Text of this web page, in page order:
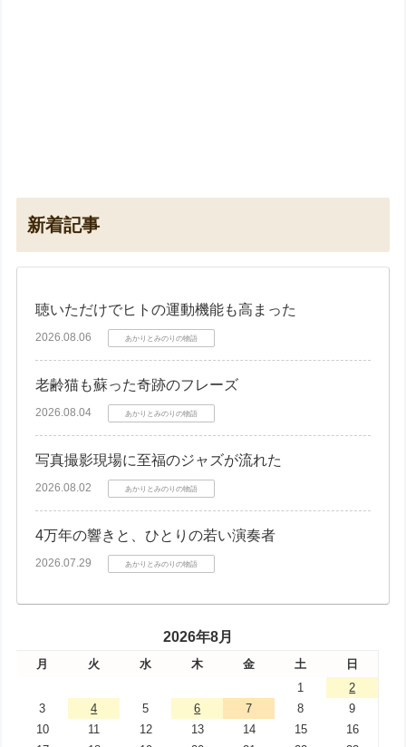
新着記事
聴いただけでヒトの運動機能も高まった
2026.08.06 あかりとみのりの物語
老齢猫も蘇った奇跡のフレーズ
2026.08.04 あかりとみのりの物語
写真撮影現場に至福のジャズが流れた
2026.08.02 あかりとみのりの物語
4万年の響きと、ひとりの若い演奏者
2026.07.29 あかりとみのりの物語
2026年8月
月 火 水 木 金 土
日
1
2
3
4 5 6 7 8
9
10
11 12 13 14 15
16